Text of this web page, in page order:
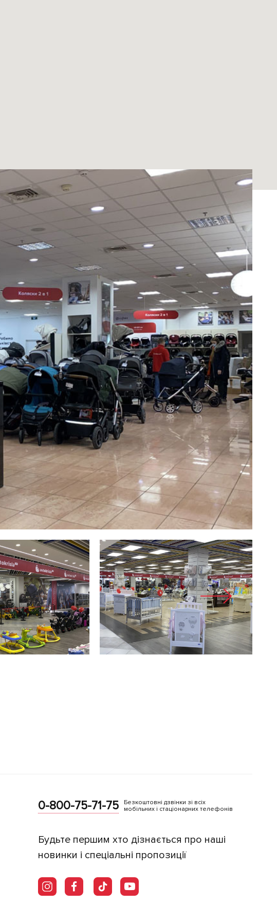
0-800-75-71-75
Безкоштовні дзвінки зі всіх
мобільних і стаціонарних телефонів
Будьте першим хто дізнається про наші
новинки і спеціальні пропозиції